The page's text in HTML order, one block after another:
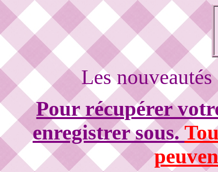
Les
Pour récupérer
enregistrer sous.